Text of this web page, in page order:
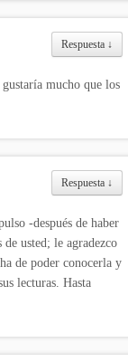
Respuesta ↓
mucho que los
Respuesta ↓
-después de haber
usted; le agradezco
de poder conocerla y
lecturas. Hasta